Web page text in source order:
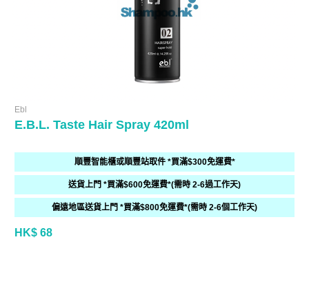
Ebl
E.B.L. Taste Hair Spray 420ml
順豐智能櫃或順豐站取件 *買滿$300免運費*
送貨上門 *買滿$600免運費*(需時 2-6過工作天)
偏遠地區送貨上門 *買滿$800免運費*(需時 2-6個工作天)
HK$ 68